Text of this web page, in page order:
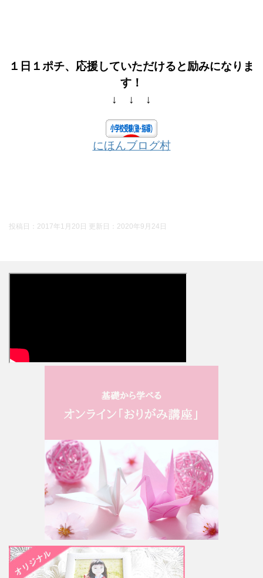
１日１ポチ、応援していただけると励みになりま
す！
↓ ↓ ↓
にほんブログ村
投稿日：2017年1月20日 更新日： 2020年9月24日